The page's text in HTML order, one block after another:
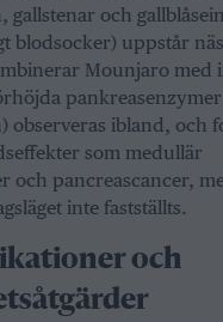
gallstenar och
blodsocker) uppstår
Mounjaro med
observeras ibland, och
som medullär
och pancreascancer,
inte fastställts.
och